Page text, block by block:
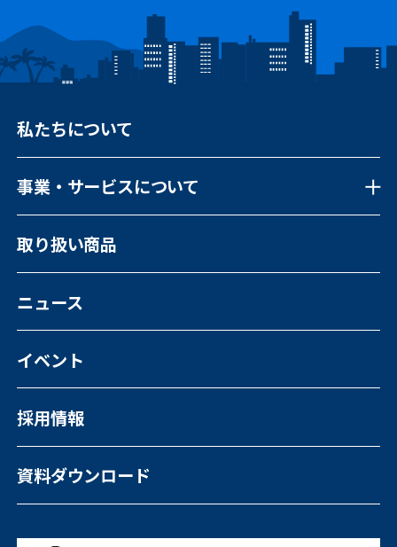
私たちについて
事業・サービスについて
事業・サービスについて一覧
福祉向けソフトウェア
コンピュータ・OA機器販売
外国人の人材紹介
取り扱い商品
ニュース
イベント
採用情報
資料ダウンロード